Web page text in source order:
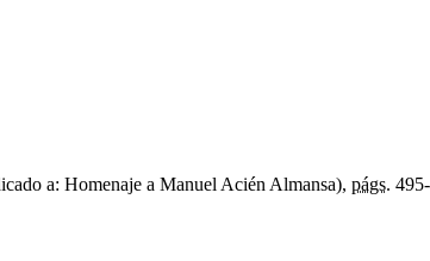
a: Homenaje a Manuel Acién Almansa), págs.